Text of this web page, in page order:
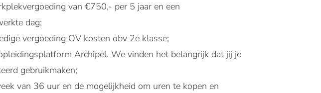
van €750,- per 5 jaar en een
dag;
vergoeding OV kosten obv 2e klasse;
Archipel. We vinden het belangrijk dat jij je
gebruikmaken;
van 36 uur en de mogelijkheid om uren te kopen en